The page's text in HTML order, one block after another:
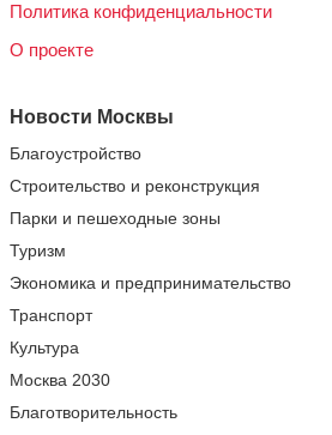
Политика конфиденциальности
О проекте
Новости Москвы
Благоустройство
Строительство и реконструкция
Парки и пешеходные зоны
Туризм
Экономика и предпринимательство
Транспорт
Культура
Москва 2030
Благотворительность